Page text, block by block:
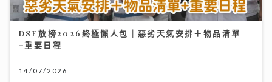
DSE放榜2026終極懶人包｜惡劣天氣安排＋物品清單
+重要日程
14/07/2026